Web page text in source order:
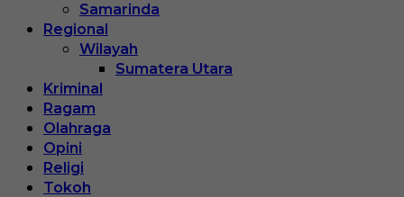
Samarinda
Regional
Wilayah
Sumatera Utara
Kriminal
Ragam
Olahraga
Opini
Religi
Tokoh